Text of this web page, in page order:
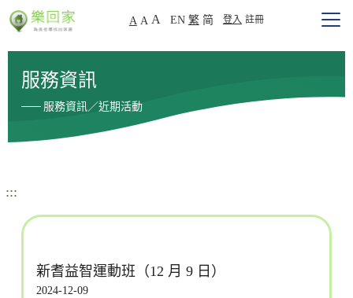
A A A EN 繁 简 登入 註冊
服務資訊
服務資訊／近期活動
:::
新耆益智運動班（12 月 9 日）
2024-12-09